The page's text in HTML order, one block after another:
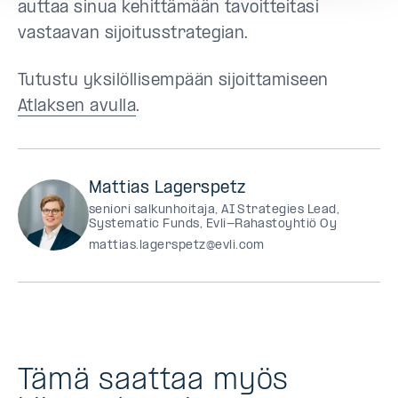
auttaa sinua kehittämään tavoitteitasi
vastaavan sijoitusstrategian.
Tutustu yksilöllisempään sijoittamiseen
Atlaksen avulla.
Mattias Lagerspetz
seniori salkunhoitaja, AI Strategies Lead,
Systematic Funds, Evli-Rahastoyhtiö Oy
mattias.lagerspetz@evli.com
Tämä saattaa myös